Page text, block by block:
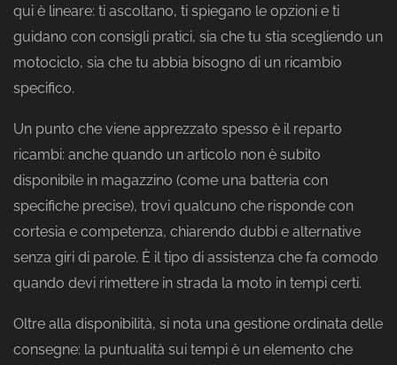
qui è lineare: ti ascoltano, ti spiegano le opzioni e ti
guidano con consigli pratici, sia che tu stia scegliendo un
motociclo, sia che tu abbia bisogno di un ricambio
specifico.
Un punto che viene apprezzato spesso è il reparto
ricambi: anche quando un articolo non è subito
disponibile in magazzino (come una batteria con
specifiche precise), trovi qualcuno che risponde con
cortesia e competenza, chiarendo dubbi e alternative
senza giri di parole. È il tipo di assistenza che fa comodo
quando devi rimettere in strada la moto in tempi certi.
Oltre alla disponibilità, si nota una gestione ordinata delle
consegne: la puntualità sui tempi è un elemento che